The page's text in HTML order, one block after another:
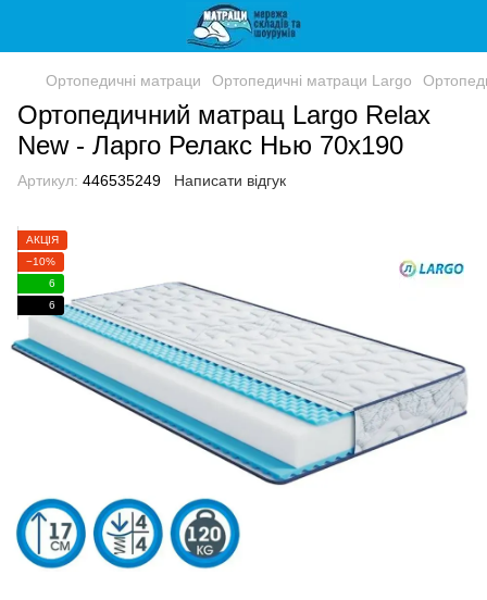
Ортопедичні матраци Ортопедичні матраци Largo
Ортопедичний матрац Largo Relax
New - Ларго Релакс Нью 70x190
Артикул: 446535249 Написати відгук
АКЦІЯ
−10%
6
6